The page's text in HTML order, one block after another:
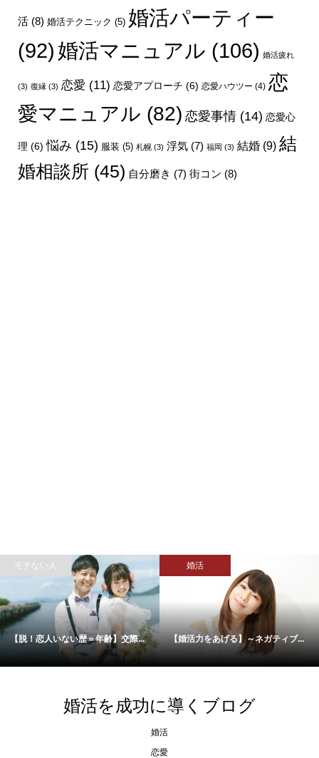
活(8) 婚活テクニック (5) 婚活パーティー
(92) 婚活マニュアル (106) 婚活疲れ
(3) 復縁(3) 恋愛 (11) 恋愛アプローチ (6) 恋愛ハウツー (4) 恋
愛マニュアル (82) 恋愛事情(14) 恋愛心
理 (6) 悩み (15) 服装 (5) 札幌(3) 浮気(7) 福岡 (3) 結婚(9) 結
婚相談所 (45) 自分磨き (7) 街コン (8)
婚活
【婚活力をあげる】～ネガティブ...
メイク・ファッション
「女性目線」でお話します！おし...
婚活を成功に導くブログ
婚活
恋愛